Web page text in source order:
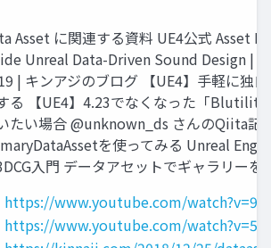
Asset に関連する資料 UE4公式 Asset
Unreal Data-Driven Sound Design |
| キンアジのブログ 【UE4】手軽に独
る 【UE4】4.23でなくなった「Blutility
たい場合 @unknown_ds さんのQiita記
を使ってみる Unreal
入門 データアセットでギャラリーを
https://www.youtube.com/
https://www.youtube.com/